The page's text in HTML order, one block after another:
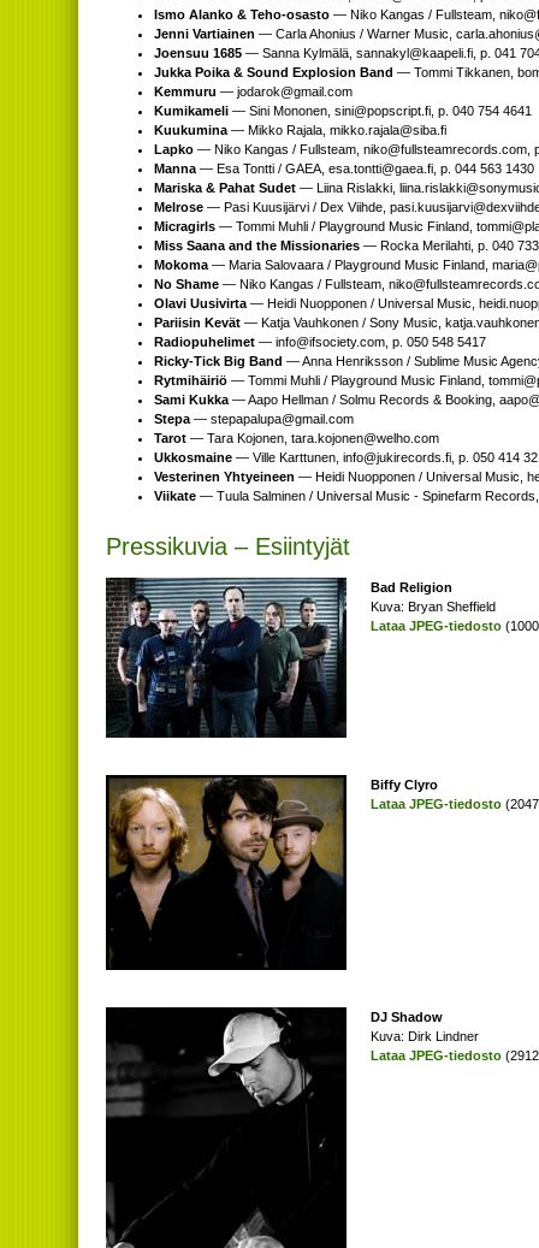
Ismo Alanko & Teho-osasto — Niko Kangas / Fullsteam,
Jenni Vartiainen — Carla Ahonius / Warner Music,
Joensuu 1685 — Sanna Kylmälä, if.ilepaak@lykannas , p. 041
Jukka Poika & Sound Explosion Band — Tommi Tikkanen,
Kemmuru — moc.liamg@koradoj
Kumikameli — Sini Mononen, if.tpircspop@inis , p. 040 754 4641
Kuukumina — Mikko Rajala, if.abis@alajar.okkim
Lapko — Niko Kangas / Fullsteam, moc.sdrocermaetslluf@okin
Manna — Esa Tontti / GAEA, if.aeag@ittnot.ase , p. 044 563 1430
Mariska & Pahat Sudet — Liina Rislakki,
Melrose — Pasi Kuusijärvi / Dex Viihde,
Micragirls — Tommi Muhli / Playground Music Finland,
Miss Saana and the Missionaries — Rocka Merilahti, p. 040
Mokoma — Maria Salovaara / Playground Music Finland,
No Shame — Niko Kangas / Fullsteam,
Olavi Uusivirta — Heidi Nuopponen / Universal Music,
Pariisin Kevät — Katja Vauhkonen / Sony Music,
Radiopuhelimet — moc.yteicosfi@ofni , p. 050 548 5417
Ricky-Tick Big Band — Anna Henriksson / Sublime Music
Rytmihäiriö — Tommi Muhli / Playground Music Finland,
Sami Kukka — Aapo Hellman / Solmu Records & Booking,
Stepa — moc.liamg@apulapapets
Tarot — Tara Kojonen, moc.ohlew@nenojok.arat
Ukkosmaine — Ville Karttunen, if.sdrocerikuj@ofni , p. 050 414
Vesterinen Yhtyeineen — Heidi Nuopponen / Universal Music,
Viikate — Tuula Salminen / Universal Music - Spinefarm
Pressikuvia – Esiintyjät
Bad Religion
Kuva: Bryan Sheffield
Lataa JPEG-tiedosto
Biffy Clyro
Lataa JPEG-tiedosto
DJ Shadow
Kuva: Dirk Lindner
Lataa JPEG-tiedosto